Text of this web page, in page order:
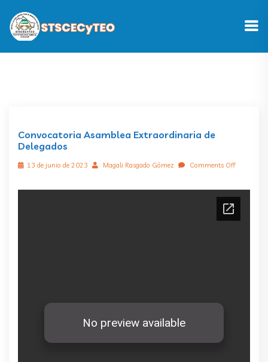
Convocatoria Asamblea Extraordinaria de
Delegados
13 de junio de 2023 Magali Rasgado Gómez Comments Off